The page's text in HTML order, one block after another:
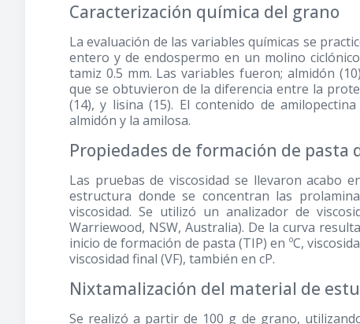
Caracterización química del grano
La evaluación de las variables químicas se
entero y de endospermo en un molino
tamiz 0.5 mm. Las variables fueron; almidón
que se obtuvieron de la diferencia entre la
(14), y lisina (15). El contenido de
almidón y la amilosa.
Propiedades de formación de pasta
Las pruebas de viscosidad se llevaron acabo
estructura donde se concentran las
viscosidad. Se utilizó un analizador de
Warriewood, NSW, Australia). De la curva
inicio de formación de pasta (TIP) en ºC,
viscosidad final (VF), también en cP.
Nixtamalización del material de
Se realizó a partir de 100 g de grano,